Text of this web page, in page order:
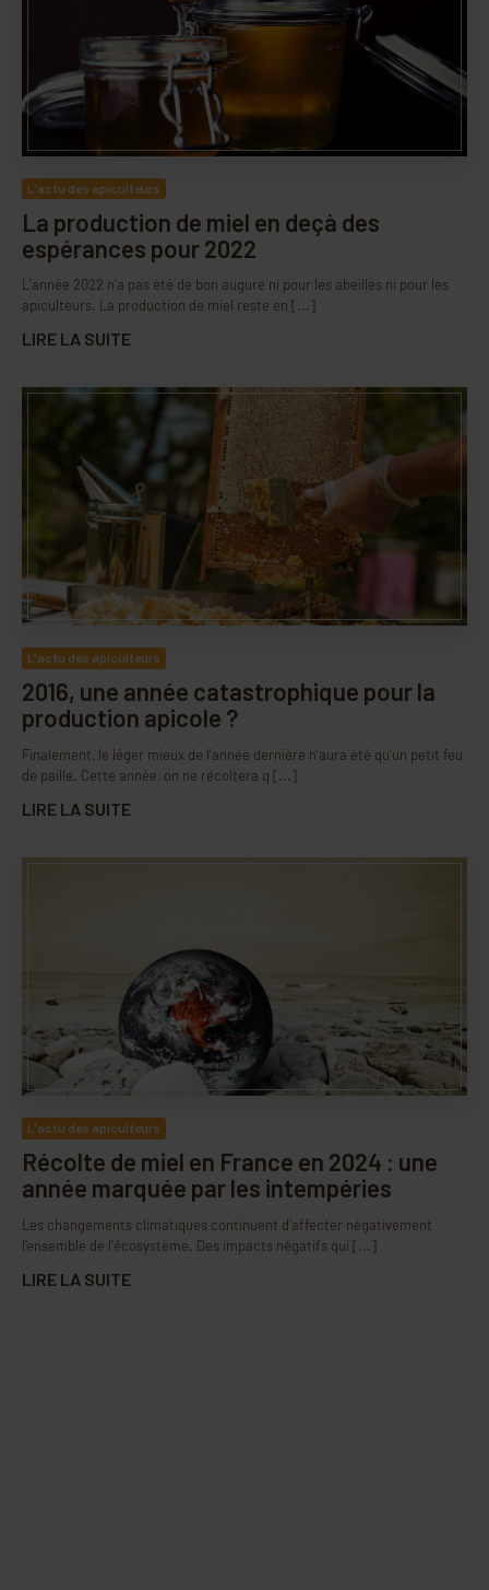
L'actu des apiculteurs
La production de miel en deçà des
espérances pour 2022
L’année 2022 n’a pas été de bon augure ni pour les abeilles ni pour les
apiculteurs. La production de miel reste en [...]
LIRE LA SUITE
L'actu des apiculteurs
2016, une année catastrophique pour la
production apicole ?
Finalement, le léger mieux de l’année dernière n’aura été qu’un petit feu
de paille. Cette année, on ne récoltera q [...]
LIRE LA SUITE
L'actu des apiculteurs
Récolte de miel en France en 2024 : une
année marquée par les intempéries
Les changements climatiques continuent d’affecter négativement
l’ensemble de l’écosystème. Des impacts négatifs qui [...]
LIRE LA SUITE